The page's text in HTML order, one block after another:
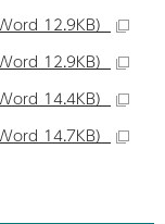
12.9KB）
12.9KB）
14.4KB）
14.7KB）